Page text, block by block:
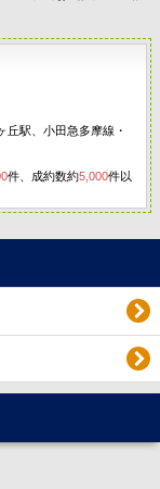
丘駅、小田急多摩線・
件、成約数約5,000件以